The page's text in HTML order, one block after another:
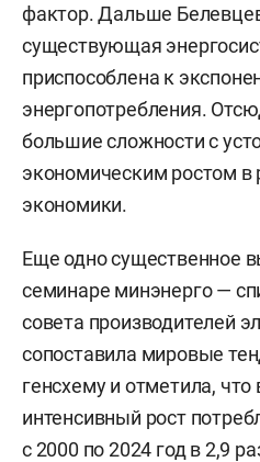
фактор. Дальше
существующая
приспособлена к
энергопотребления.
большие сложности c
экономическим ростом
экономики.
Еще одно существенное
семинаре минэнерго —
совета производителей
сопоставила мировые
генсхему и отметила,
интенсивный рост
с 2000 по 2024 год в 2,9